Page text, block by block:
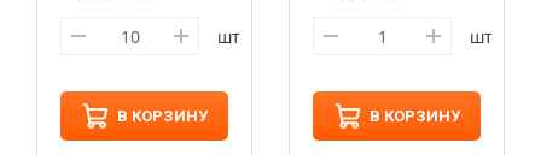
шт
В КОРЗИНУ
шт
В КОРЗИНУ